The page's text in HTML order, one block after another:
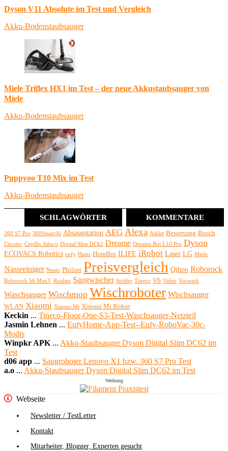
Dyson V11 Absolute im Test und Vergleich
Akku-Bodenstaubsauger
Miele Triflex HX1 im Test – der neue Akkustaubsauger von
Miele
Akku-Bodenstaubsauger
Puppyoo T10 Mix im Test
Akku-Bodenstaubsauger
SCHLAGWÖRTER KOMMENTARE
360 S7 Pro 360SmartAi Absaugstation AEG Alexa Athlet Bewertung Bosch
Cecotec Cepillo Jalisco Digital Slim DC62 Dreame Dreame Bot L10 Pro Dyson
ECOVACS Robotics eufy Haier HomBot ILIFE iRobot Laser LG Miele
Nassreiniger Neato Philips Preisvergleich Qihoo Roborock
Roborock S6 MaxV Roidmi Saugwischer Sichler Tineco V6 Video Vorwerk
Waschsauger Wischmop Wischroboter Wischsauger
WLAN Xiaomi Xiaomi Mi Xiaomi Mi Robot
Keckin ... Tineco-Floor-One-S3-Test-Waschsauger-Netzteil
Jasmin Lehnen ... EufyHome-App-Test--Eufy-RoboVac-30c-
Modis
Winpkr APK ... Akku-Staubsauger Dyson Digital Slim DC62 im
Test
d06 app ... Saugroboter Lenovo X1 bzw. 360 S7 Pro Test
a.o ... Akku-Staubsauger Dyson Digital Slim DC62 im Test
Werbung
Webseite
Newsletter / TestLetter
Kontakt
Mitarbeiter, Blogger, Experten gesucht